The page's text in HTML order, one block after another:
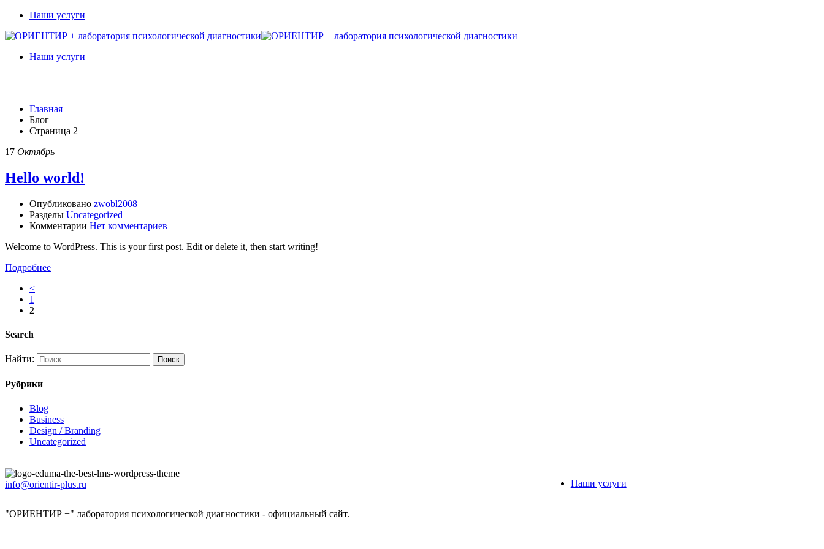
Наши услуги
Наши услуги
Главная
Блог
Страница 2
17 Октябрь
Hello world!
Опубликовано zwobl2008
Разделы Uncategorized
Комментарии Нет комментариев
Welcome to WordPress. This is your first post. Edit or delete it, then start writing!
Подробнее
<
1
2
Search
Найти:
Рубрики
Blog
Business
Design / Branding
Uncategorized
info@orientir-plus.ru Наши услуги
"ОРИЕНТИР +" лаборатория психологической диагностики - официальный сайт.